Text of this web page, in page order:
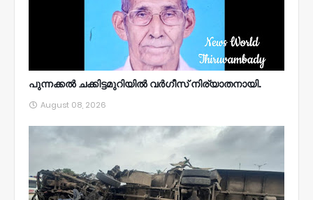
പുന്നക്കൽ ചക്കിട്ടമുറിയിൽ വർഗീസ് നിര്യാതനായി.
August 08, 2026